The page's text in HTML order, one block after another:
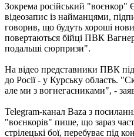
Зокрема російський "воєнкор"
відеозапис із найманцями,
говорив, що будуть хороші
повертаються бійці ПВК
подальші сюрпризи".
На відео представники ПВК
до Росії - у Курську область.
але ми з вогнегасниками", -
Telegram-канал Baza з
"воєнкорів" пише, що зараз
стрілецькі бої, перебуває під